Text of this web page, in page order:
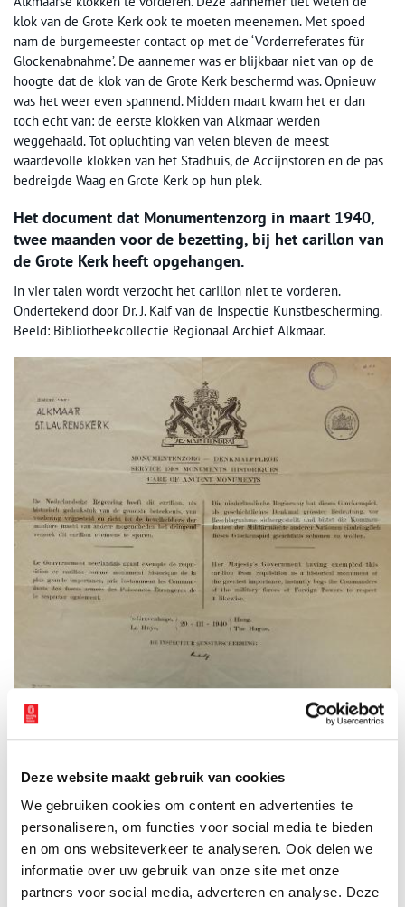
Deze website maakt gebruik van cookies
We gebruiken cookies om content en advertenties te
personaliseren, om functies voor social media te bieden
en om ons websiteverkeer te analyseren. Ook delen we
informatie over uw gebruik van onze site met onze
partners voor social media, adverteren en analyse. Deze
klok van de Grote Kerk ook te moeten meenemen. Met spoed
nam de burgemeester contact op met de ‘Vorderreferates für
Glockenabnahme’. De aannemer was er blijkbaar niet van op de
hoogte dat de klok van de Grote Kerk beschermd was. Opnieuw
was het weer even spannend. Midden maart kwam het er dan
toch echt van: de eerste klokken van Alkmaar werden
weggehaald. Tot opluchting van velen bleven de meest
waardevolle klokken van het Stadhuis, de Accijnstoren en de pas
bedreigde Waag en Grote Kerk op hun plek.
Het document dat Monumentenzorg in maart 1940,
twee maanden voor de bezetting, bij het carillon van
de Grote Kerk heeft opgehangen.
In vier talen wordt verzocht het carillon niet te vorderen.
Ondertekend door Dr. J. Kalf van de Inspectie Kunstbescherming.
Beeld: Bibliotheekcollectie Regionaal Archief Alkmaar.
Het document dat Monumentenzorg in maart 1940, twee
maanden voor de bezetting, bij het carillon van de Grote Kerk
heeft opgehangen.
Witte P’s
Door alle voorvallen en miscommunicaties bleek de bescherming
van de belangrijkste klokken alles behalve zeker. Op advies van J.
Belonje, die de registratie van de klokkenvordering in Noord-
Holland coördineerde, schilderde gemeentewerken daarom witte
‘P’-s van Prüfung op de klokken van de Kapelkerk, de Accijnstoren